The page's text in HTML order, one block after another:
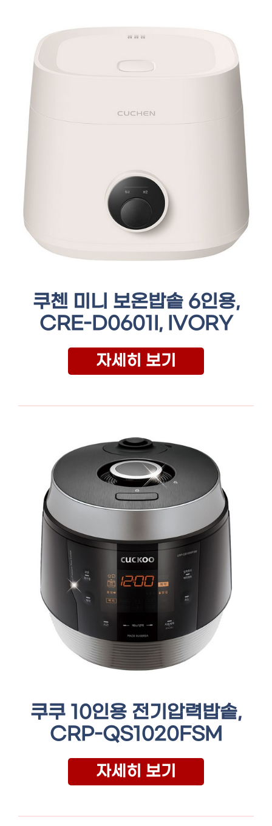
쿠첸 미니 보온밥솥 6인용,
CRE-D0601I, IVORY
자세히 보기
쿠쿠 10인용 전기압력밥솥,
CRP-QS1020FSM
자세히 보기